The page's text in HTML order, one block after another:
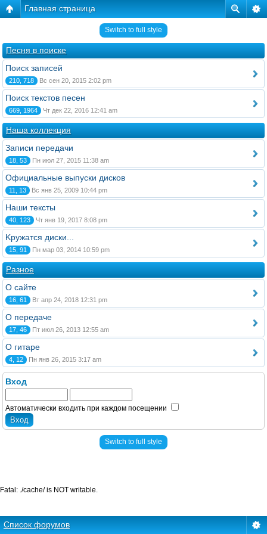
Главная страница
Switch to full style
Песня в поиске
Поиск записей
210, 718 Вс сен 20, 2015 2:02 pm
Поиск текстов песен
669, 1964 Чт дек 22, 2016 12:41 am
Наша коллекция
Записи передачи
18, 53 Пн июл 27, 2015 11:38 am
Официальные выпуски дисков
11, 13 Вс янв 25, 2009 10:44 pm
Наши тексты
40, 123 Чт янв 19, 2017 8:08 pm
Kружатся диски...
15, 91 Пн мар 03, 2014 10:59 pm
Разное
О сайте
16, 61 Вт апр 24, 2018 12:31 pm
О передаче
17, 46 Пт июл 26, 2013 12:55 am
О гитаре
4, 12 Пн янв 26, 2015 3:17 am
Вход
Автоматически входить при каждом посещении
Switch to full style
Список форумов
Fatal: ./cache/ is NOT writable.